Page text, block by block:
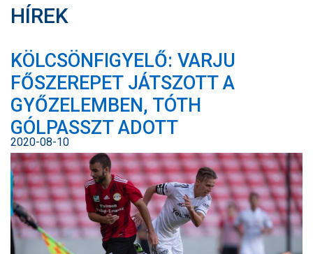
JEGYÉRTÉKESÍTÉS
WEBSHOP
EGYESÜLET
KAPCSOLAT
NYITÓLAP
HÍREK
CSAPATOK
MÉRKŐZÉSEK
KLUB
HÍREK
KÖLCSÖNFIGYELŐ: VARJU
FŐSZEREPET JÁTSZOTT A
GYŐZELEMBEN, TÓTH
GÓLPASSZT ADOTT
2020-08-10